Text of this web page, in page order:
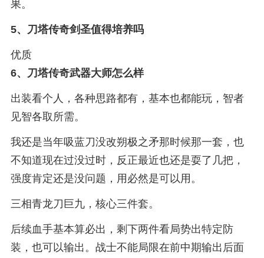
果。
5、 刀塔传奇剑圣值得培养吗
优质
6、
刀塔传奇武器大师怎么样
出装看个人，各种思路都有，基本也都能玩，智者
见智各取所需。
我还是当年吸蓝刀没改朔极之矛那时候那一套，也
不知道现在过没过时，反正最近也还是耍了几把，
强度肯定还是没问题，用必然是可以用。
三相青龙刀巨九，核心三件套。
后续血手基本算必出，剩下两件看局势出特定防
装，也可以输出。战士不能局限在前中期输出后面